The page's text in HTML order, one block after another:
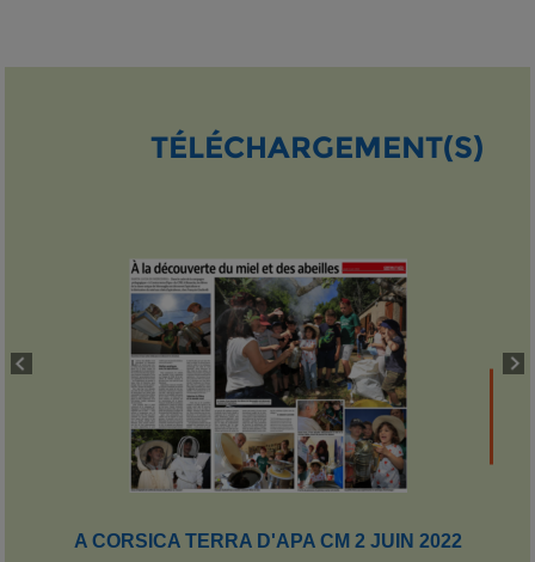
TÉLÉCHARGEMENT(S)
A CORSICA TERRA D'APA CM 2 JUIN 2022